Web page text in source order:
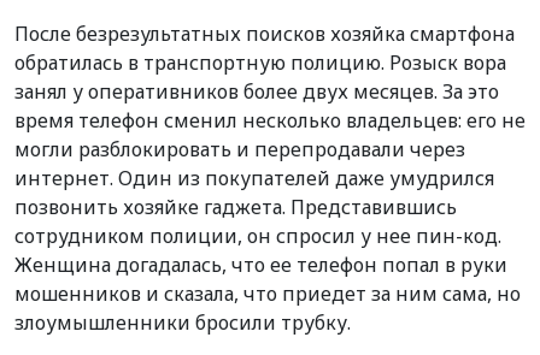
После безрезультатных поисков хозяйка смартфона
обратилась в транспортную полицию. Розыск вора
занял у оперативников более двух месяцев. За это
время телефон сменил несколько владельцев: его не
могли разблокировать и перепродавали через
интернет. Один из покупателей даже умудрился
позвонить хозяйке гаджета. Представившись
сотрудником полиции, он спросил у нее пин-код.
Женщина догадалась, что ее телефон попал в руки
мошенников и сказала, что приедет за ним сама, но
злоумышленники бросили трубку.